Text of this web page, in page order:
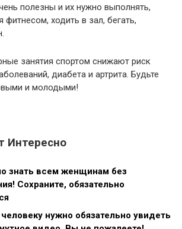
полезны и их нужно выполнять,
ходить в зал, бегать,
занятия спортом снижают риск
диабета и артрита. Будьте
и молодыми!
Интересно
знать всем женщинам без
Сохраните, обязательно
нужно обязательно увидеть